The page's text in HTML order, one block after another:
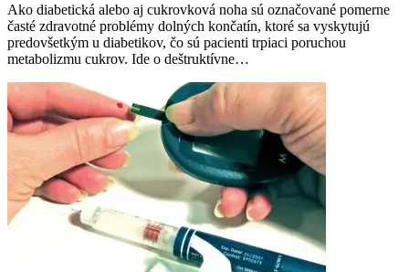
Ako diabetická alebo aj cukrovková noha sú označované pomerne
časté zdravotné problémy dolných končatín, ktoré sa vyskytujú
predovšetkým u diabetikov, čo sú pacienti trpiaci poruchou
metabolizmu cukrov. Ide o deštruktívne…